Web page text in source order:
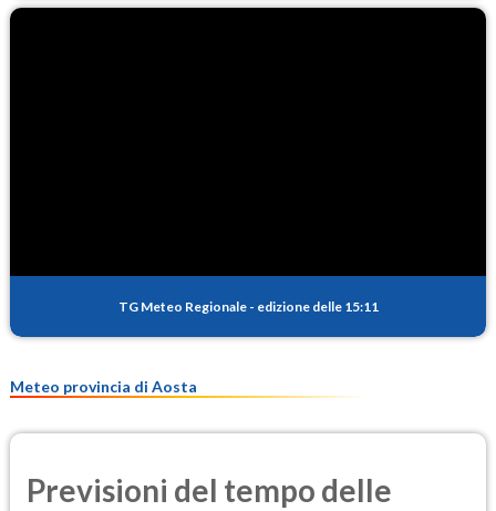
TG Meteo Regionale - edizione delle 15:11
Meteo provincia di Aosta
Previsioni del tempo delle